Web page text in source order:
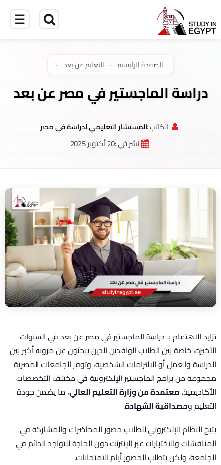
☰
الصفحة الرئيسية التعليم عن بعد
دراسة الماجستير في مصر عن بعد
الكاتب :المستشار التعليمي لدراسة في مصر
نشر في :20 أكتوبر 2025
تزايد الاهتمام بـ دراسة الماجستير في مصر عن بعد في السنوات
الأخيرة، خاصة بين الطلاب الوافدين الذين يبحثون عن مرونة أكبر بين
الدراسة والعمل أو الالتزامات الشخصية، وتوفر الجامعات المصرية
مجموعة من برامج الماجستير الإلكترونية في مختلف التخصصات
الأكاديمية، معتمدة من وزارة التعليم العالي، ما يضمن جودة
التعليم ومصداقية الشهادة.
يتيح النظام الإلكتروني للطلاب حضور المحاضرات والمشاركة في
المناقشات والاختبارات عبر الإنترنت دون الحاجة للتواجد الدائم في
الجامعة، ولكن يتطلب الحضور أيام الامتحانات.